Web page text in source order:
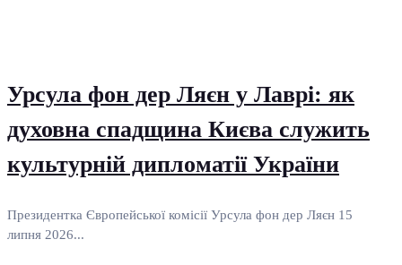
Урсула фон дер Ляєн у Лаврі: як
духовна спадщина Києва служить
культурній дипломатії України
Президентка Європейської комісії Урсула фон дер Ляєн 15
липня 2026...